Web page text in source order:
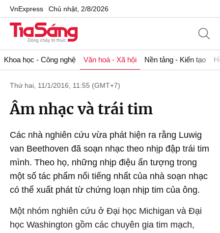
VnExpress Chủ nhật, 2/8/2026
Khoa học - Công nghệ Văn hoá - Xã hội Nền tảng - Kiến tạo
Thứ hai, 11/1/2016, 11:55 (GMT+7)
Âm nhạc và trái tim
Các nhà nghiên cứu vừa phát hiện ra rằng Luwig
van Beethoven đã soạn nhạc theo nhịp đập trái tim
mình. Theo họ, những nhịp điệu ấn tượng trong
một số tác phẩm nổi tiếng nhất của nhà soạn nhạc
có thể xuất phát từ chứng loạn nhịp tim của ông.
Một nhóm nghiên cứu ở Đại học Michigan và Đại
học Washington gồm các chuyên gia tim mạch,